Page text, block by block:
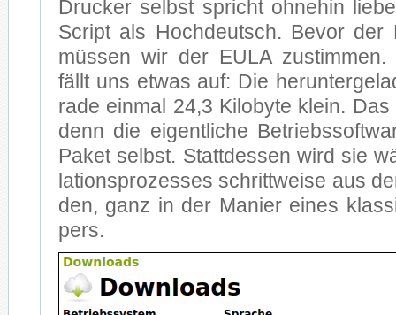
Dru­cker selbst spricht oh­ne­hin
Script als Hoch­deutsch. Be­vor der
müs­sen wir der EULA zu­stim­men.
fällt uns et­was auf: Die
ra­de ein­mal 24,3 Ki­lo­byte klein.
denn die ei­gent­li­che
Pa­ket selbst. Statt­des­sen wird sie
la­ti­ons­pro­zes­ses schritt­wei­se aus
den, ganz in der Ma­nier ei­nes
pers.